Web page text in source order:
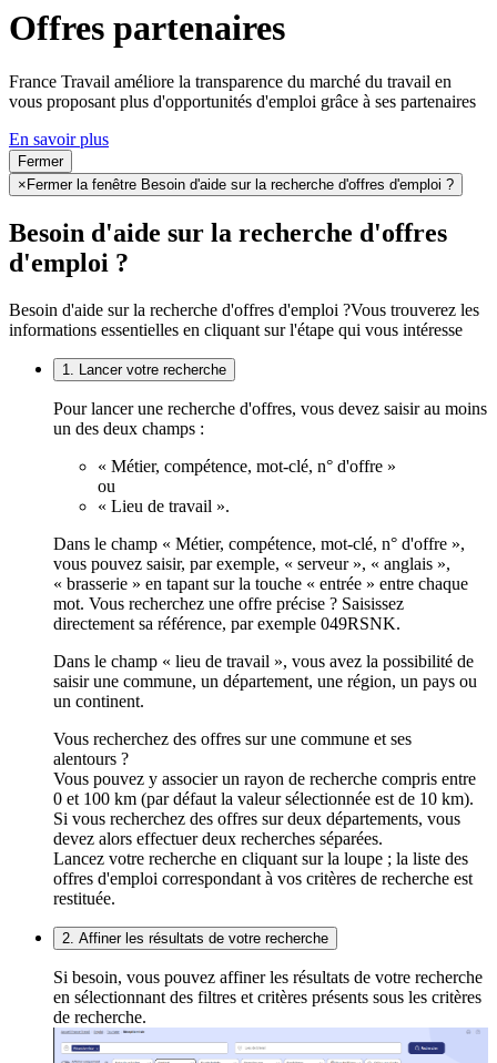
Offres partenaires
France Travail améliore la transparence du marché du travail en
vous proposant plus d'opportunités d'emploi grâce à ses partenaires
En savoir plus
Fermer
× Fermer la fenêtre Besoin d'aide sur la recherche d'offres d'emploi ?
Besoin d'aide sur la recherche d'offres
d'emploi ?
Besoin d'aide sur la recherche d'offres d'emploi ?Vous trouverez les
informations essentielles en cliquant sur l'étape qui vous intéresse
1. Lancer votre recherche
Pour lancer une recherche d'offres, vous devez saisir au moins
un des deux champs :
« Métier, compétence, mot-clé, n° d'offre »
ou
« Lieu de travail ».
Dans le champ « Métier, compétence, mot-clé, n° d'offre »,
vous pouvez saisir, par exemple, « serveur », « anglais »,
« brasserie » en tapant sur la touche « entrée » entre chaque
mot. Vous recherchez une offre précise ? Saisissez
directement sa référence, par exemple 049RSNK.
Dans le champ « lieu de travail », vous avez la possibilité de
saisir une commune, un département, une région, un pays ou
un continent.
Vous recherchez des offres sur une commune et ses
alentours ?
Vous pouvez y associer un rayon de recherche compris entre
0 et 100 km (par défaut la valeur sélectionnée est de 10 km).
Si vous recherchez des offres sur deux départements, vous
devez alors effectuer deux recherches séparées.
Lancez votre recherche en cliquant sur la loupe ; la liste des
offres d'emploi correspondant à vos critères de recherche est
restituée.
2. Affiner les résultats de votre recherche
Si besoin, vous pouvez affiner les résultats de votre recherche
en sélectionnant des filtres et critères présents sous les critères
de recherche.